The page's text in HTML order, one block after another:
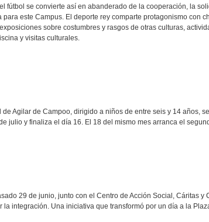
fútbol se convierte así en abanderado de la cooperación, la
este Campus. El deporte rey comparte protagonismo con
sobre costumbres y rasgos de otras culturas,
y visitas culturales.
Agilar de Campoo, dirigido a niños de entre seis y 14 años,
julio y finaliza el día 16. El 18 del mismo mes arranca el
29 de junio, junto con el Centro de Acción Social, Cáritas y
la integración. Una iniciativa que transformó por un día a la